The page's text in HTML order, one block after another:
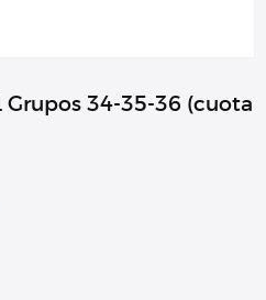
Grupos 34-35-36 (cuota